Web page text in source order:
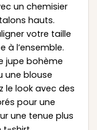
un chemisier
hauts.
votre taille
à l’ensemble.
jupe bohème
une blouse
le look avec des
pour une
une tenue plus